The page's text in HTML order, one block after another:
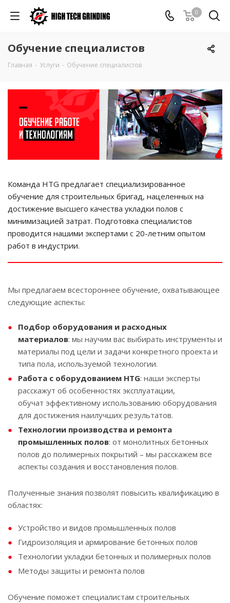
0
Обучение специалистов
Главная - Услуги - Обучение специалистов
Команда HTG предлагает специализированное
обучение для строительных бригад, нацеленных на
достижение высшего качества укладки полов с
минимизацией затрат. Подготовка специалистов
проводится нашими экспертами с 20-летним опытом
работ в индустрии.
Мы предлагаем всестороннее обучение, охватывающее
следующие аспекты:
Подбор оборудования и расходных
материалов: мы научим вас выбирать инструменты и
материалы под цели и задачи конкретного проекта и
типа пола, используемой технологии.
Работа с оборудованием HTG: наши эксперты
расскажут об особенностях эксплуатации,
обучат эффективному использованию оборудования
для достижения наилучших результатов.
Технологии производства и ремонта
промышленных полов: от монолитных бетонных
полов до полимерных покрытий – мы расскажем все
аспекты создания и восстановления полов.
Полученные знания позволят повысить квалификацию в
областях:
Устройство и видов промышленных полов
Гидроизоляция и армирование бетонных полов
Технологии укладки бетонных и полимерных полов
Методы защиты и ремонта полов
Обучение поможет специалистам строительных